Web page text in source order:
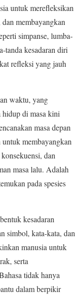
untuk merefleksikan
membayangkan
simpanse, lumba-
tanda kesadaran diri
refleksi yang jauh
waktu, yang
di masa kini
masa depan
membayangkan
dan
masa lalu. Adalah
pada spesies
kesadaran
simbol, kata-kata, dan
manusia untuk
serta
tidak hanya
dalam berpikir